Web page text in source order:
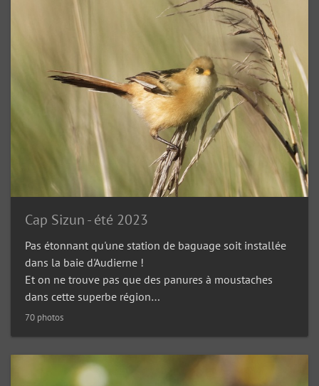
Cap Sizun - été 2023
Pas étonnant qu'une station de baguage soit installée
dans la baie d'Audierne !
Et on ne trouve pas que des panures à moustaches
dans cette superbe région…
70 photos